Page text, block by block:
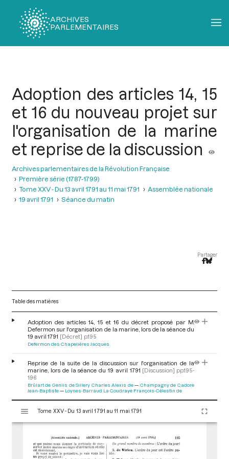
ARCHIVES
PARLEMENTAIRES
Adoption des articles 14, 15
et 16 du nouveau projet sur
l'organisation de la marine
et reprise de la discussion
Archives parlementaires de la Révolution Française
Première série (1787-1799)
Tome XXV - Du 13 avril 1791 au 11 mai 1791
Assemblée nationale
19 avril 1791
Séance du matin
Partager
Table des matières
Adoption des articles 14, 15 et 16 du décret proposé par M.
Defermon sur l'organisation de la marine, lors de la séance du
19 avril 1791 [Décret] p.195
Defermon des Chapelières Jacques
Reprise de la suite de la discussion sur l'organisation de la
marine, lors de la séance du 19 avril 1791 [Discussion] pp.195-
196
Brûlart de Genlis de Sillery Charles Alexis de
Champagny de Cadore
Jean-Baptiste
Loynes-Barraud La Coudraye François-Célestin de
s
Tome XXV - Du 13 avril 1791 au 11 mai 1791